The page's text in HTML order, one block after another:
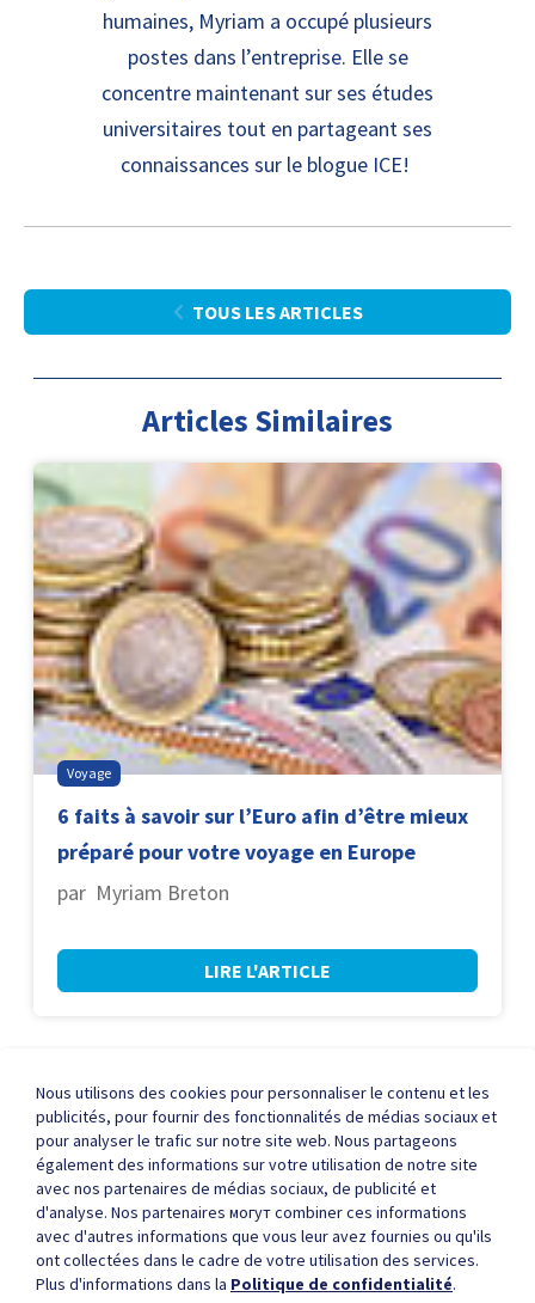
humaines, Myriam a occupé plusieurs
postes dans l’entreprise. Elle se
concentre maintenant sur ses études
universitaires tout en partageant ses
connaissances sur le blogue ICE!
TOUS LES ARTICLES
Articles Similaires
Voyage
6 faits à savoir sur l’Euro afin d’être mieux
préparé pour votre voyage en Europe
par Myriam Breton
LIRE L'ARTICLE
A propos de ICE FAQ Nous joindre
Deux têtes en valent mieux qu'une.
Devenez notre partenaire et commencez à recevoir des
Nous utilisons des cookies pour personnaliser le contenu et les
publicités, pour fournir des fonctionnalités de médias sociaux et
pour analyser le trafic sur notre site web. Nous partageons
également des informations sur votre utilisation de notre site
avec nos partenaires de médias sociaux, de publicité et
d'analyse. Nos partenaires могут combiner ces informations
avec d'autres informations que vous leur avez fournies ou qu'ils
ont collectées dans le cadre de votre utilisation des services.
Plus d'informations dans la Politique de confidentialité.